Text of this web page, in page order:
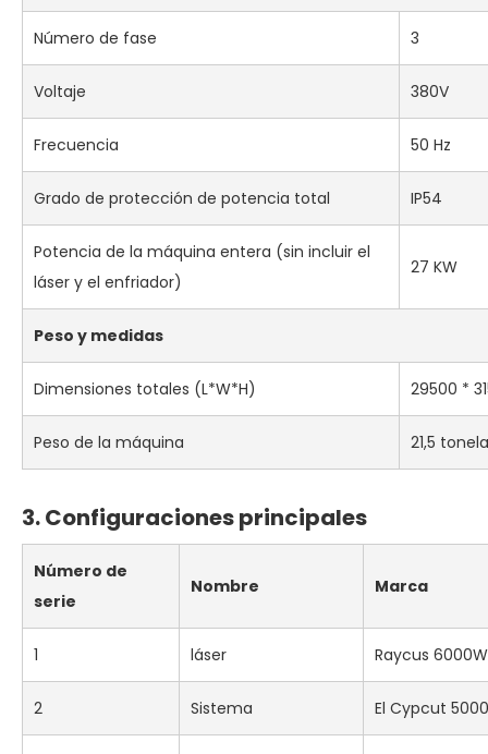
Número de fase 3
Voltaje 380V
Frecuencia 50 Hz
Grado de protección de potencia total IP54
Potencia de la máquina entera (sin incluir el
láser y el enfriador)
27 KW
Peso y medidas
Dimensiones totales (L*W*H) 29500 *
Peso de la máquina 21,5
3. Configuraciones principales
Número de
serie
Nombre Marca
1 láser Raycus 6000W
2 Sistema El Cypcut